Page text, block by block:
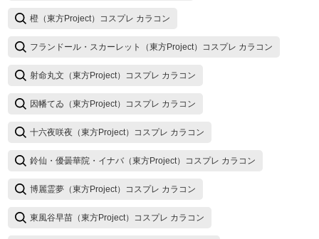
橙（東方Project）コスプレ カラコン
フランドール・スカーレット（東方Project）コスプレ カラコン
射命丸文（東方Project）コスプレ カラコン
因幡てゐ（東方Project）コスプレ カラコン
十六夜咲夜（東方Project）コスプレ カラコン
鈴仙・優曇華院・イナバ（東方Project）コスプレ カラコン
博麗霊夢（東方Project）コスプレ カラコン
東風谷早苗（東方Project）コスプレ カラコン